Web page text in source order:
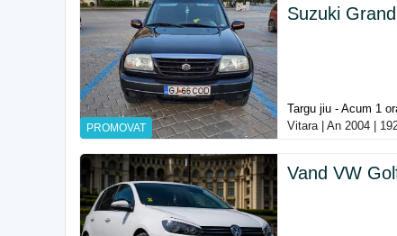
PROMOVAT
Suzuki
Targu jiu - Acum 1
Vitara | An 2004 |
Vand VW